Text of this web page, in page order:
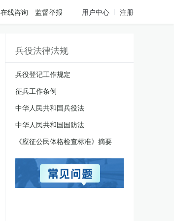
在线咨询 监督举报 用户中心 注册
兵役法律法规
兵役登记工作规定
征兵工作条例
中华人民共和国兵役法
中华人民共和国国防法
《应征公民体格检查标准》摘要